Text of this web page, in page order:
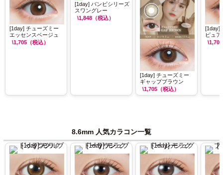
[1day] チューズミー
エッセンスベージュ
\1,705 （税込）
[1day] バンビシリーズ
スワングレー
\1,848 （税込）
[1day] チューズミー
ギャップブラウン
\1,705 （税込）
[1day]
ピュ
\1,705
8.6mm 人気カラコン一覧